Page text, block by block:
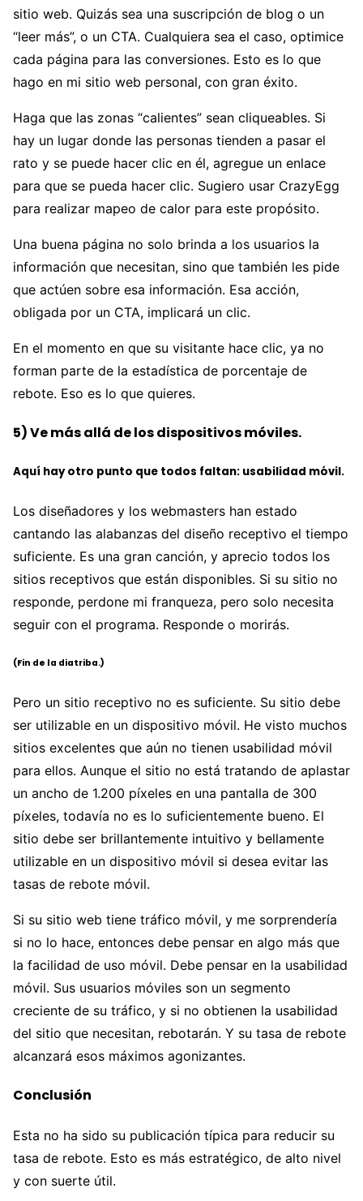
sitio web. Quizás sea una suscripción de blog o un
“leer más”, o un CTA. Cualquiera sea el caso, optimice
cada página para las conversiones. Esto es lo que
hago en mi sitio web personal, con gran éxito.
Haga que las zonas “calientes” sean cliqueables. Si
hay un lugar donde las personas tienden a pasar el
rato y se puede hacer clic en él, agregue un enlace
para que se pueda hacer clic. Sugiero usar CrazyEgg
para realizar mapeo de calor para este propósito.
Una buena página no solo brinda a los usuarios la
información que necesitan, sino que también les pide
que actúen sobre esa información. Esa acción,
obligada por un CTA, implicará un clic.
En el momento en que su visitante hace clic, ya no
forman parte de la estadística de porcentaje de
rebote. Eso es lo que quieres.
5) Ve más allá de los dispositivos móviles.
Aquí hay otro punto que todos faltan: usabilidad móvil.
Los diseñadores y los webmasters han estado
cantando las alabanzas del diseño receptivo el tiempo
suficiente. Es una gran canción, y aprecio todos los
sitios receptivos que están disponibles. Si su sitio no
responde, perdone mi franqueza, pero solo necesita
seguir con el programa. Responde o morirás.
(Fin de la diatriba.)
Pero un sitio receptivo no es suficiente. Su sitio debe
ser utilizable en un dispositivo móvil. He visto muchos
sitios excelentes que aún no tienen usabilidad móvil
para ellos. Aunque el sitio no está tratando de aplastar
un ancho de 1.200 píxeles en una pantalla de 300
píxeles, todavía no es lo suficientemente bueno. El
sitio debe ser brillantemente intuitivo y bellamente
utilizable en un dispositivo móvil si desea evitar las
tasas de rebote móvil.
Si su sitio web tiene tráfico móvil, y me sorprendería
si no lo hace, entonces debe pensar en algo más que
la facilidad de uso móvil. Debe pensar en la usabilidad
móvil. Sus usuarios móviles son un segmento
creciente de su tráfico, y si no obtienen la usabilidad
del sitio que necesitan, rebotarán. Y su tasa de rebote
alcanzará esos máximos agonizantes.
Conclusión
Esta no ha sido su publicación típica para reducir su
tasa de rebote. Esto es más estratégico, de alto nivel
y con suerte útil.